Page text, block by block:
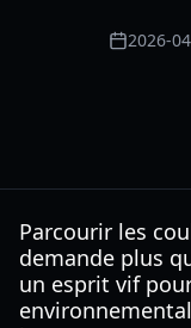
2026-
Parcourir les
demande plus
un esprit vif